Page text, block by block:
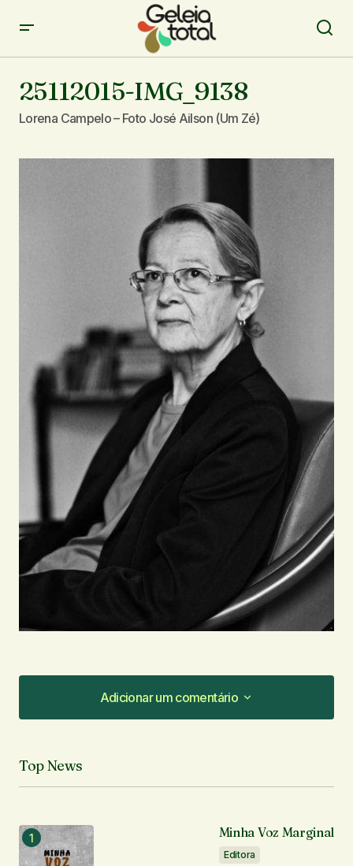
25112015-IMG_9138
Lorena Campelo – Foto José Ailson (Um Zé)
Adicionar um comentário
Adicionar um comentário
O seu endereço de e-mail não será publicado.
Comentário
Top News
Minha Voz Marginal
Editora